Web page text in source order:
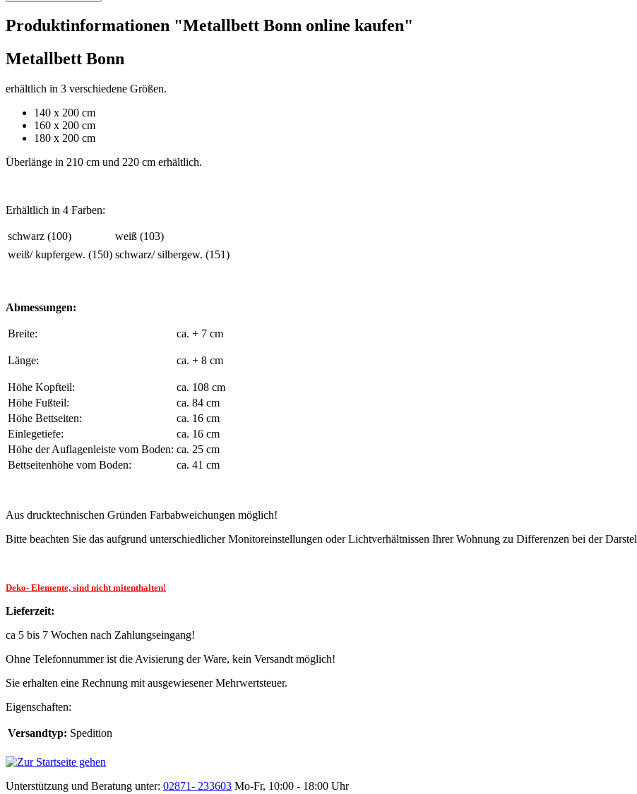
Produktinformationen "Metallbett Bonn online kaufen"
Metallbett Bonn
erhältlich in 3 verschiedene Größen.
140 x 200 cm
160 x 200 cm
180 x 200 cm
Überlänge in 210 cm und 220 cm erhältlich.
Erhältlich in 4 Farben:
schwarz (100)
weiß (103)
weiß/ kupfergew. (150) schwarz/ silbergew. (151)
Abmessungen:
Breite: ca. + 7 cm
Länge: ca. + 8 cm
Höhe Kopfteil:
ca. 108 cm
Höhe Fußteil:
ca. 84 cm
Höhe Bettseiten:
ca. 16 cm
Einlegetiefe:
ca. 16 cm
Höhe der Auflagenleiste vom Boden: ca. 25 cm
Bettseitenhöhe vom Boden:
ca. 41 cm
Aus drucktechnischen Gründen Farbabweichungen möglich!
Bitte beachten Sie das aufgrund unterschiedlicher Monitoreinstellungen oder Lichtverhältnissen Ihrer Wohnung zu Differenzen bei der
Deko- Elemente, sind nicht mitenthalten!
Lieferzeit:
ca 5 bis 7 Wochen nach Zahlungseingang!
Ohne Telefonnummer ist die Avisierung der Ware, kein Versandt möglich!
Sie erhalten eine Rechnung mit ausgewiesener Mehrwertsteuer.
Eigenschaften:
Versandtyp: Spedition
Unterstützung und Beratung unter: 02871- 233603 Mo-Fr, 10:00 - 18:00 Uhr